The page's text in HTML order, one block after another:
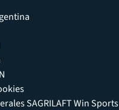
SAGRILAFT Win Sports